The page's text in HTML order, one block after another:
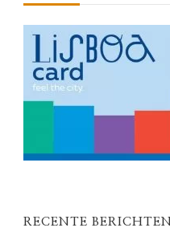
RECENTE BERICHTEN